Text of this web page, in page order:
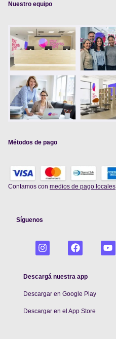
Nuestro equipo
Métodos de pago
Contamos con medios de pago locales
Síguenos
Descargá nuestra app
Descargar en Google Play
Descargar en el App Store